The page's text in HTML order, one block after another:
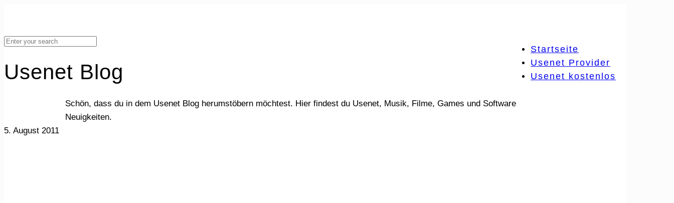
Startseite
Usenet Provider
Usenet kostenlos
Usenet Blog
Schön, dass du in dem Usenet Blog herumstöbern möchtest. Hier findest du Usenet, Musik, Filme, Games und Software
Neuigkeiten.
5. August 2011